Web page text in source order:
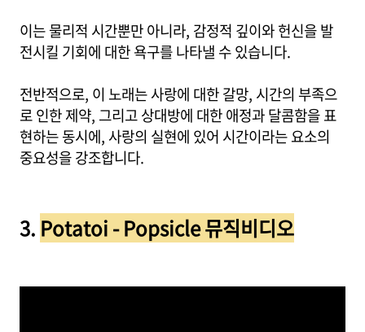
이는 물리적 시간뿐만 아니라, 감정적 깊이와 헌신을 발
전시킬 기회에 대한 욕구를 나타낼 수 있습니다.
전반적으로, 이 노래는 사랑에 대한 갈망, 시간의 부족으
로 인한 제약, 그리고 상대방에 대한 애정과 달콤함을 표
현하는 동시에, 사랑의 실현에 있어 시간이라는 요소의
중요성을 강조합니다.
3. Potatoi - Popsicle 뮤직비디오